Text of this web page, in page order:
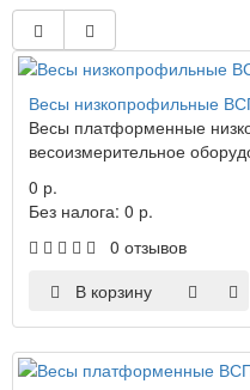
Весы низкопрофильные
Весы платформенные
весоизмерительное
0 р.
Без налога: 0 р.
0 отзывов
В корзину